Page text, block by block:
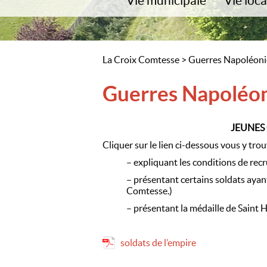
Communauté de communes
Bienvenue à La Croix Comtesse
Cimetière
Contacts utiles/Infos services
Amitié
Fête
Relais
Sport et
La Croix Comtesse > Guerres
Guerres
Cliquer sur le lien ci-dessous vous y
– expliquant les conditions de
– présentant certains soldats
Comtesse.)
– présentant la médaille de Saint
soldats de l’empire